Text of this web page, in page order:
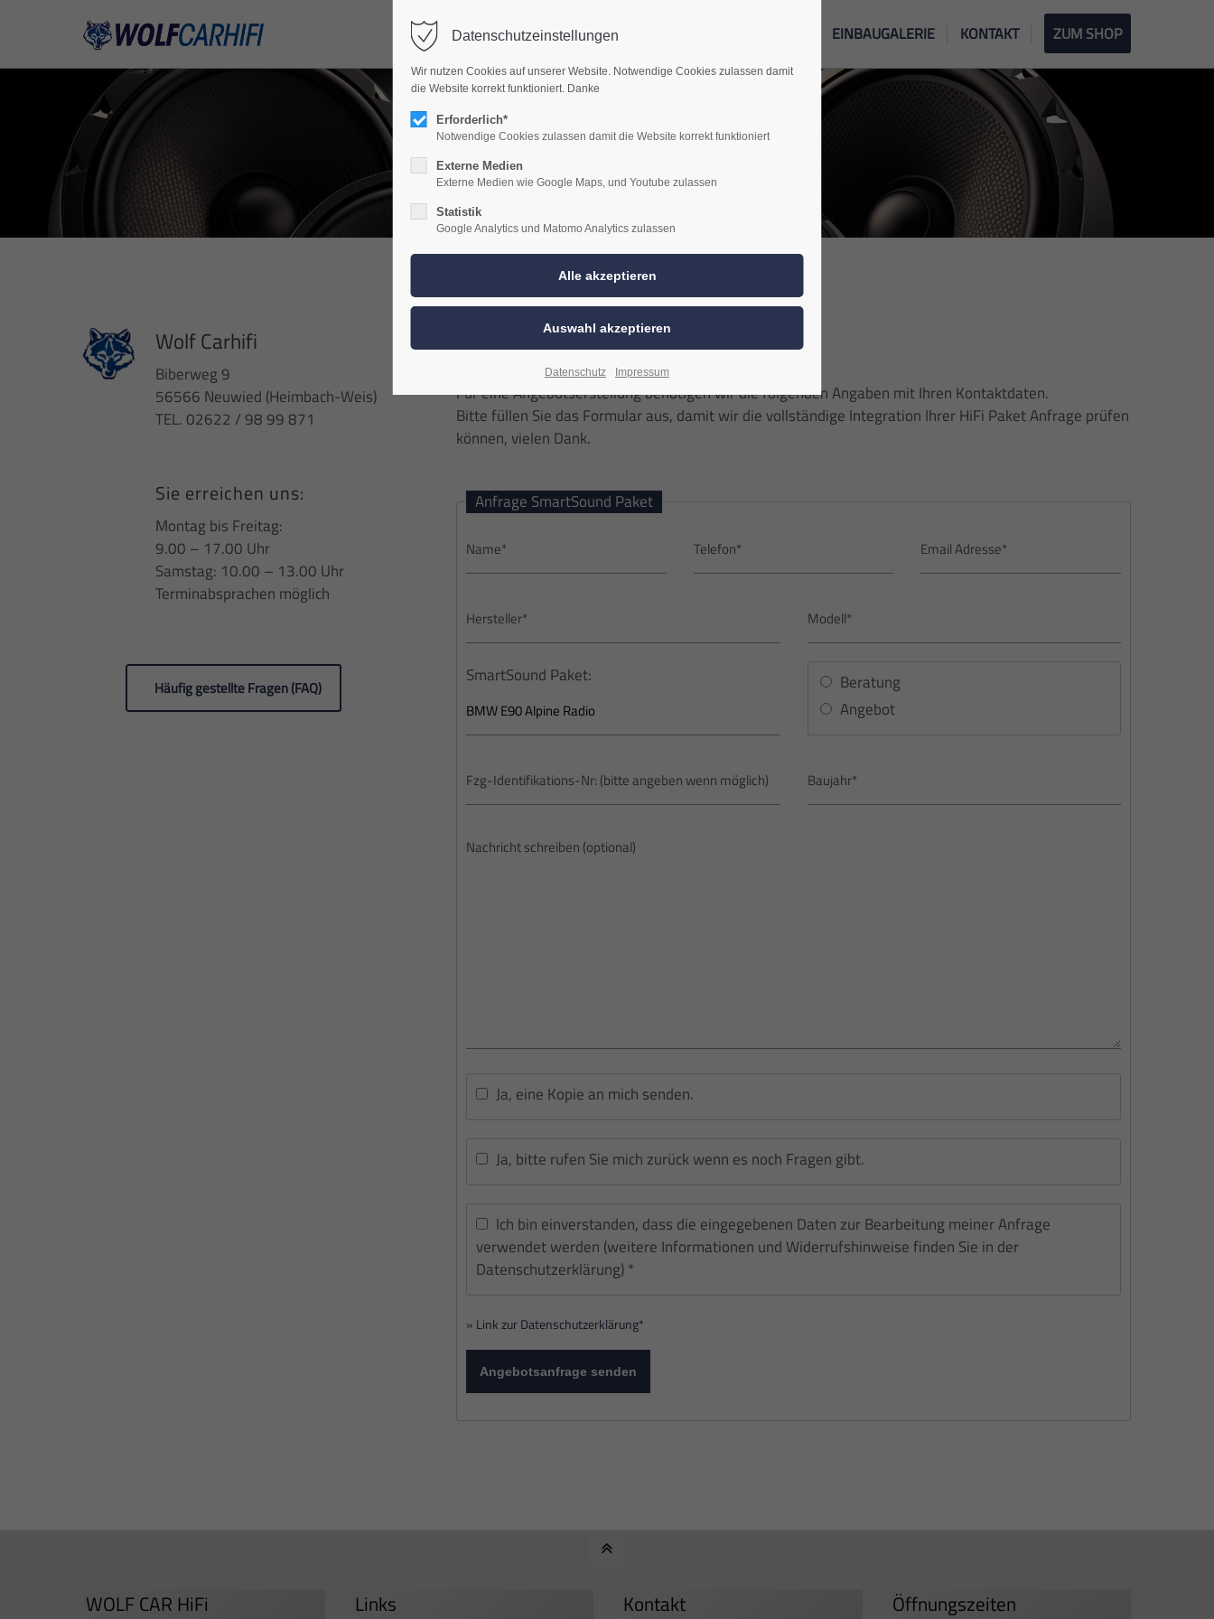
WOLF CAR HIFI ÜBER UNS EINBAUGALERIE KONTAKT ZUM SHOP
Wolf Carhifi
Biberweg 9
56566 Neuwied (Heimbach-Weis)
TEL. 02622 / 98 99 871
Sie erreichen uns:
Montag bis Freitag:
9.00 – 17.00 Uhr
Samstag: 10.00 – 13.00 Uhr
Terminabsprachen möglich
Häufig gestellte Fragen (FAQ)
HiFi Paket anfragen
Für eine Angebotserstellung benötigen wir die folgenden Angaben mit Ihren Kontaktdaten.
Bitte füllen Sie das Formular aus, damit wir die vollständige Integration Ihrer HiFi Paket Anfrage prüfen
können, vielen Dank.
Anfrage SmartSound Paket
SmartSound Paket:
Beratung
Angebot
Ja, eine Kopie an mich senden.
Ja, bitte rufen Sie mich zurück wenn es noch Fragen gibt.
Ich bin einverstanden, dass die eingegebenen Daten zur Bearbeitung meiner Anfrage
verwendet werden (weitere Informationen und Widerrufshinweise finden Sie in der
Datenschutzerklärung) *
» Link zur Datenschutzerklärung*
Angebotsanfrage senden
WOLF CAR HiFi Links Kontakt Öffnungszeiten
Datenschutzeinstellungen
Wir nutzen Cookies auf unserer Website. Notwendige Cookies zulassen damit
die Website korrekt funktioniert. Danke
Erforderlich*
Notwendige Cookies zulassen damit die Website korrekt funktioniert
Externe Medien
Externe Medien wie Google Maps, und Youtube zulassen
Statistik
Google Analytics und Matomo Analytics zulassen
Datenschutz Impressum